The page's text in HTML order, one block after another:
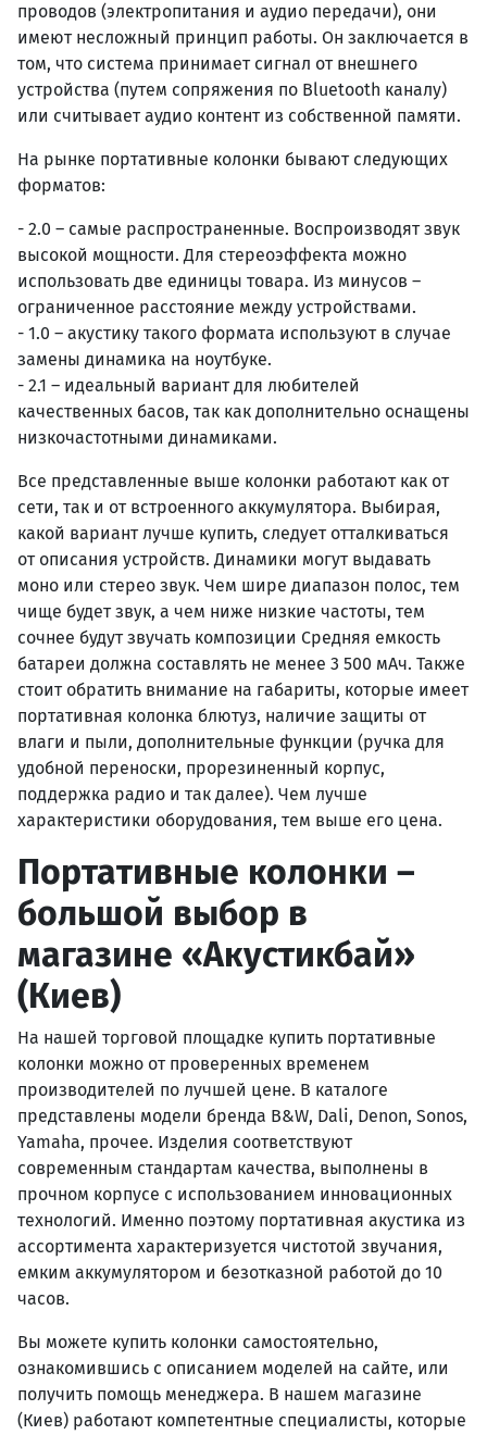
проводов (электропитания и аудио передачи), они
имеют несложный принцип работы. Он заключается в
том, что система принимает сигнал от внешнего
устройства (путем сопряжения по Bluetooth каналу)
или считывает аудио контент из собственной памяти.
На рынке портативные колонки бывают следующих
форматов:
- 2.0 – самые распространенные. Воспроизводят звук
высокой мощности. Для стереоэффекта можно
использовать две единицы товара. Из минусов –
ограниченное расстояние между устройствами.
- 1.0 – акустику такого формата используют в случае
замены динамика на ноутбуке.
- 2.1 – идеальный вариант для любителей
качественных басов, так как дополнительно оснащены
низкочастотными динамиками.
Все представленные выше колонки работают как от
сети, так и от встроенного аккумулятора. Выбирая,
какой вариант лучше купить, следует отталкиваться
от описания устройств. Динамики могут выдавать
моно или стерео звук. Чем шире диапазон полос, тем
чище будет звук, а чем ниже низкие частоты, тем
сочнее будут звучать композиции Средняя емкость
батареи должна составлять не менее 3 500 мАч. Также
стоит обратить внимание на габариты, которые имеет
портативная колонка блютуз, наличие защиты от
влаги и пыли, дополнительные функции (ручка для
удобной переноски, прорезиненный корпус,
поддержка радио и так далее). Чем лучше
характеристики оборудования, тем выше его цена.
Портативные колонки –
большой выбор в
магазине «Акустикбай»
(Киев)
На нашей торговой площадке купить портативные
колонки можно от проверенных временем
производителей по лучшей цене. В каталоге
представлены модели бренда B&W, Dali, Denon, Sonos,
Yamaha, прочее. Изделия соответствуют
современным стандартам качества, выполнены в
прочном корпусе с использованием инновационных
технологий. Именно поэтому портативная акустика из
ассортимента характеризуется чистотой звучания,
емким аккумулятором и безотказной работой до 10
часов.
Вы можете купить колонки самостоятельно,
ознакомившись с описанием моделей на сайте, или
получить помощь менеджера. В нашем магазине
(Киев) работают компетентные специалисты, которые